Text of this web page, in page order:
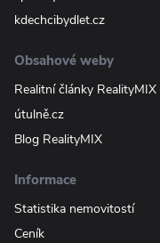
kdechcibydlet.cz
Obsahové weby
Realitní články RealityMIX
útulně.cz
Blog RealityMIX
Informace
Statistika nemovitostí
Ceník